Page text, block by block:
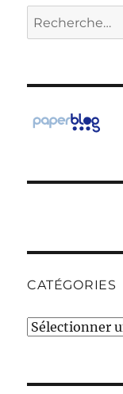
Recherche
pour :
CATÉGORIES
Catégories